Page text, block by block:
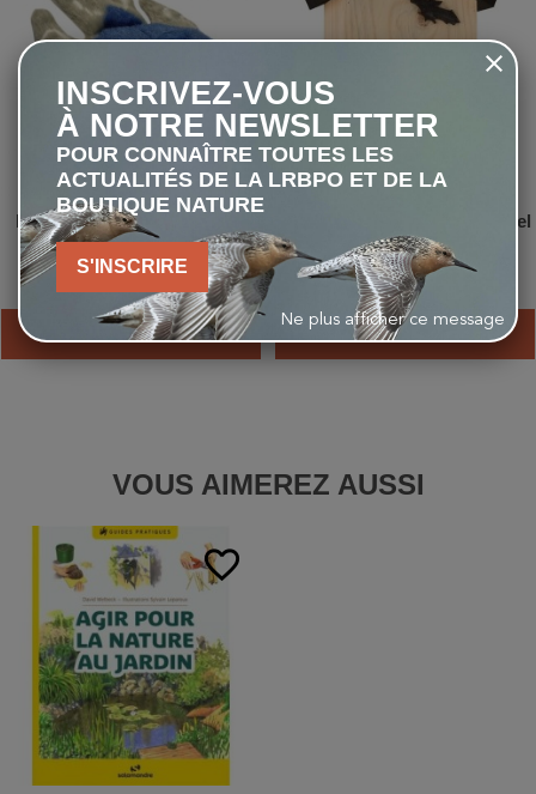
Peluche sonore - Hirondelle
rustique
AJOUTER AU PANIER
Gîte à chauves-souris Arundel
- Bois d'Epicéa
19,00 €
AJOUTER AU PANIER
VOUS AIMEREZ AUSSI
favorite_border
INSCRIVEZ-VOUS
À NOTRE NEWSLETTER
POUR CONNAÎTRE TOUTES LES
ACTUALITÉS DE LA LRBPO ET DE LA
BOUTIQUE NATURE
S'INSCRIRE
Ne plus afficher ce message